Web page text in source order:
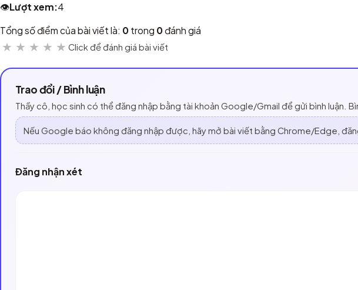
👁️Lượt xem:4
Tổng số điểm của bài viết là: 0 trong 0 đánh giá
★ ★ ★ ★ ★ Click để đánh giá bài viết
Trao đổi / Bình luận
Thầy cô, học sinh có thể đăng nhập bằng tài khoản Google/Gmail để gửi bình luận.
Nếu Google báo không đăng nhập được, hãy mở bài viết bằng Chrome/Edge,
Đăng nhận xét